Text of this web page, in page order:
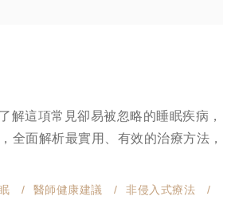
解這項常見卻易被忽略的睡眠疾病，
全面解析最實用、有效的治療方法，
醫師健康建議
非侵入式療法